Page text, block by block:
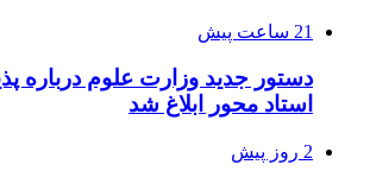
21 ساعت پیش
دستور جدید وزارت علوم درباره
استاد محور ابلاغ شد
2 روز پیش